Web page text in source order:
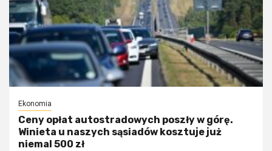
Ekonomia
Ceny opłat autostradowych poszły w górę.
Winieta u naszych sąsiadów kosztuje już
niemal 500 zł